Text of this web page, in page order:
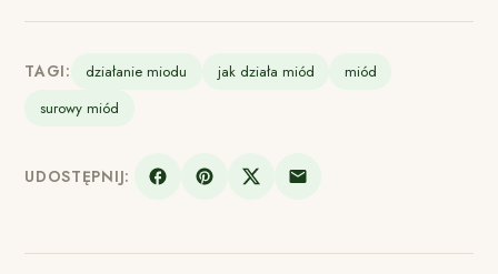
TAGI: działanie miodu jak działa miód
miód
surowy miód
UDOSTĘPNIJ: